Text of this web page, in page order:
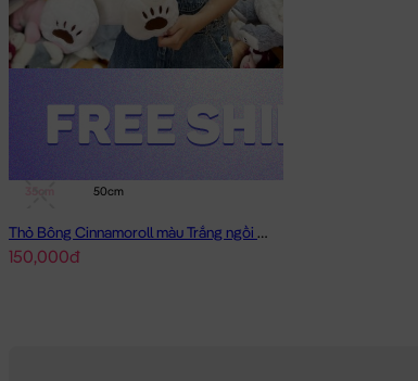
50cm
Thỏ Bông Cinnamoroll màu Trắng ngồi đội Mũ Rời
150,000đ